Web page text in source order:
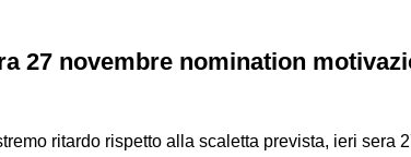
27 novembre nomination
ritardo rispetto alla scaletta prevista, ieri sera